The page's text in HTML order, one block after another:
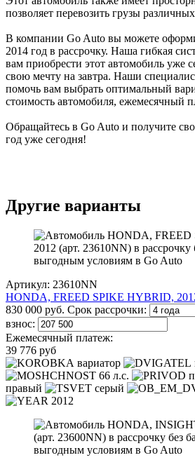
позволяет перевозить грузы
В компании Go Auto вы можете
2014 год в рассрочку. Наша гибкая
вам приобрести этот автомобиль уже
свою мечту на завтра. Наши
помочь вам выбрать оптимальный
стоимость автомобиля, ежемесячный
Обращайтесь в Go Auto и получите
год уже сегодня!
Другие варианты
Артикул: 23610NN
HONDA, FREED SPIKE HYBRID,
830 000 руб. Срок рассрочки:
взнос:
Ежемесячный платеж:
39 776 руб
вариатор
66 л.с.
правый
серый
2012